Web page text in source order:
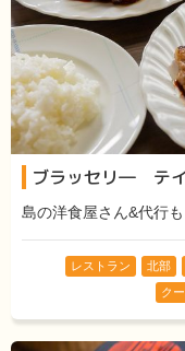
ブラッセリ― テ
島の洋食屋さん&代行も
レストラン 北部
ク